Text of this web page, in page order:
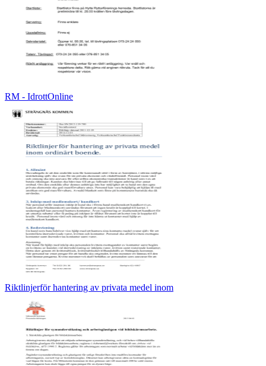
RM - IdrottOnline
Riktlinjerför hantering av privata medel inom